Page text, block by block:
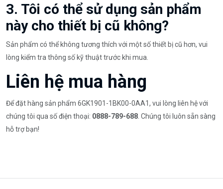
3. Tôi có thể sử dụng sản phẩm
này cho thiết bị cũ không?
Sản phẩm có thể không tương thích với một số thiết bị cũ hơn, vui
lòng kiểm tra thông số kỹ thuật trước khi mua.
Liên hệ mua hàng
Để đặt hàng sản phẩm 6GK1901-1BK00-0AA1, vui lòng liên hệ với
chúng tôi qua số điện thoại: 0888-789-688 . Chúng tôi luôn sẵn sàng
hỗ trợ bạn!